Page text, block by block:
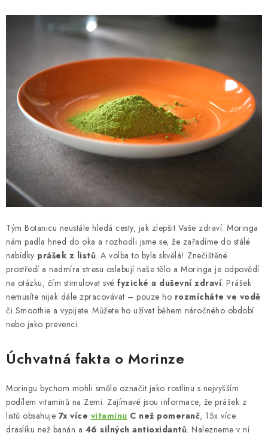
Tým Botanicu neustále hledá cesty, jak zlepšit Vaše zdraví. Moringa
nám padla hned do oka a rozhodli jsme se, že zařadíme do stálé
nabídky prášek z listů. A volba to byla skvělá! Znečištěné
prostředí a nadmíra stresu oslabují naše tělo a Moringa je odpovědí
na otázku, čím stimulovat své fyzické a duševní zdraví. Prášek
nemusíte nijak dále zpracovávat – pouze ho rozmícháte ve vodě
či Smoothie a vypijete. Můžete ho užívat během náročného období
nebo jako prevenci.
Úchvatná fakta o Morinze
Moringu bychom mohli směle označit jako rostlinu s nejvyšším
podílem vitaminů na Zemi. Zajímavé jsou informace, že prášek z
listů obsahuje 7x více vitaminu C než pomeranč, 15x více
draslíku než banán a 46 silných antioxidantů. Nalezneme v ní